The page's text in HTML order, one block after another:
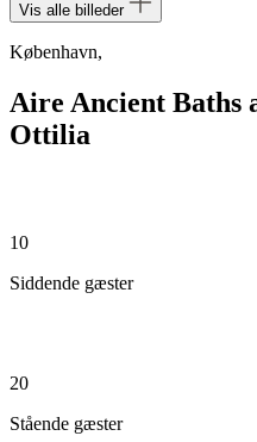
Vis alle billeder
København,
Aire Ancient Baths
Ottilia
10
Siddende gæster
20
Stående gæster